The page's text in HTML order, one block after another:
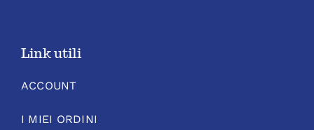
Link utili
ACCOUNT
I MIEI ORDINI